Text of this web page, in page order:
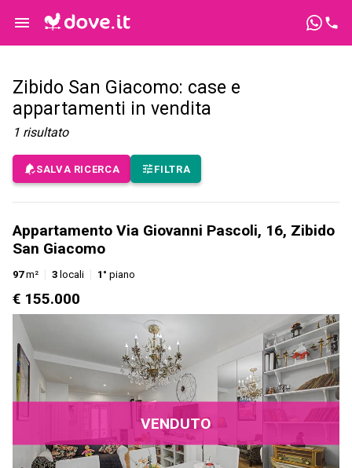
Zibido San Giacomo: case e
appartamenti in vendita
1 risultato
SALVA RICERCA FILTRA
Appartamento Via Giovanni Pascoli, 16, Zibido
San Giacomo
97m² 3 locali 1° piano
€ 155.000
VENDUTO